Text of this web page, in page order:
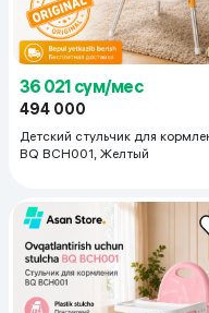
36 021 сум/мес
494 000
Детский стульчик для
BQ BCH001, Желтый